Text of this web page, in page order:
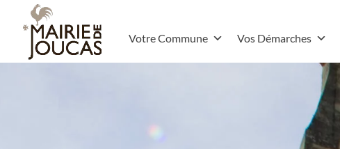
Votre Commune Vos Démarches